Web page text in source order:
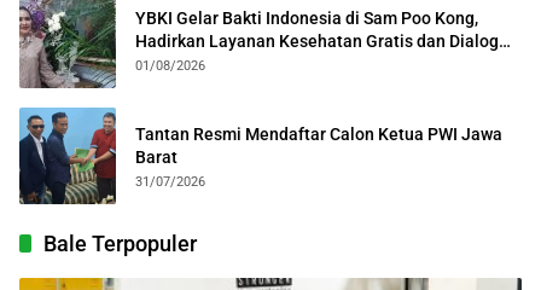
YBKI Gelar Bakti Indonesia di Sam Poo Kong,
Hadirkan Layanan Kesehatan Gratis dan Dialog
Kebangsaan
01/08/2026
Tantan Resmi Mendaftar Calon Ketua PWI Jawa
Barat
31/07/2026
Bale Terpopuler